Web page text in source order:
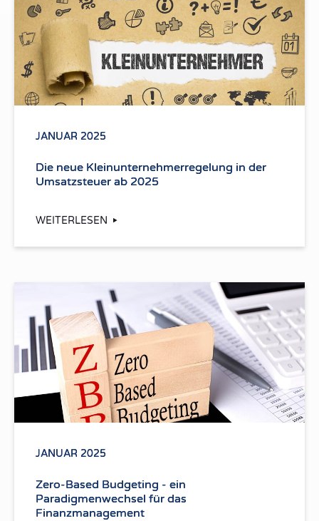
JANUAR 2025
Die neue Kleinunternehmerregelung in der
Umsatzsteuer ab 2025
WEITERLESEN
JANUAR 2025
Zero-Based Budgeting - ein
Paradigmenwechsel für das
Finanzmanagement